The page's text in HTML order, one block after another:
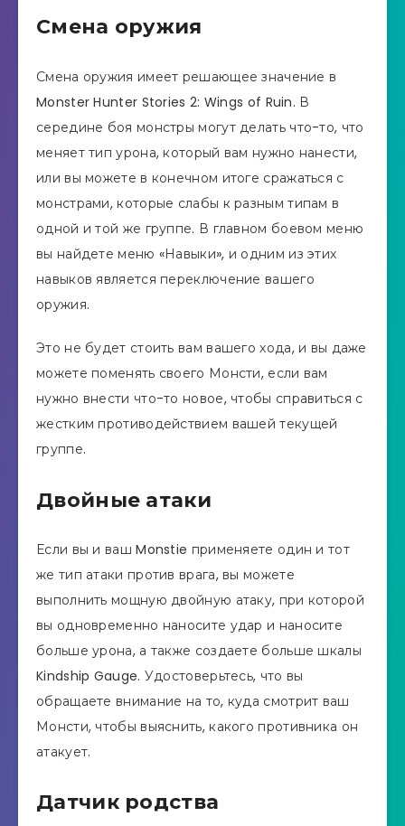
Смена оружия
Смена оружия имеет решающее значение в
Monster Hunter Stories 2: Wings of Ruin. В
середине боя монстры могут делать что-то, что
меняет тип урона, который вам нужно нанести,
или вы можете в конечном итоге сражаться с
монстрами, которые слабы к разным типам в
одной и той же группе. В главном боевом меню
вы найдете меню «Навыки», и одним из этих
навыков является переключение вашего
оружия.
Это не будет стоить вам вашего хода, и вы даже
можете поменять своего Монсти, если вам
нужно внести что-то новое, чтобы справиться с
жестким противодействием вашей текущей
группе.
Двойные атаки
Если вы и ваш Monstie применяете один и тот
же тип атаки против врага, вы можете
выполнить мощную двойную атаку, при которой
вы одновременно наносите удар и наносите
больше урона, а также создаете больше шкалы
Kindship Gauge. Удостоверьтесь, что вы
обращаете внимание на то, куда смотрит ваш
Монсти, чтобы выяснить, какого противника он
атакует.
Датчик родства